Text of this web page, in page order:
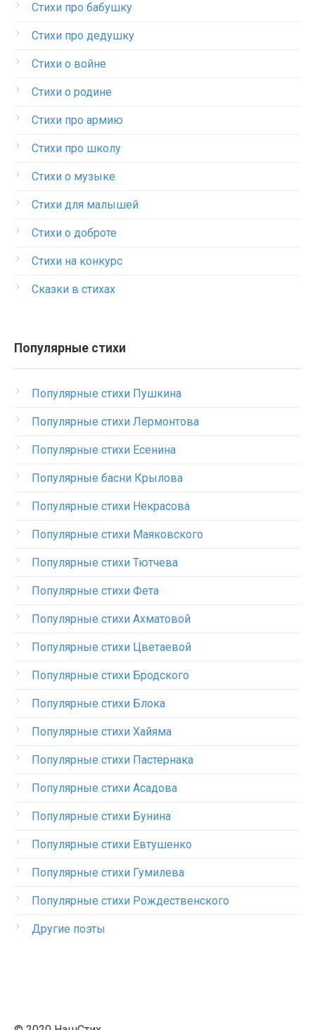
Стихи про бабушку
Стихи про дедушку
Стихи о войне
Стихи о родине
Стихи про армию
Стихи про школу
Стихи о музыке
Стихи для малышей
Стихи о доброте
Стихи на конкурс
Сказки в стихах
Популярные стихи
Популярные стихи Пушкина
Популярные стихи Лермонтова
Популярные стихи Есенина
Популярные басни Крылова
Популярные стихи Некрасова
Популярные стихи Маяковского
Популярные стихи Тютчева
Популярные стихи Фета
Популярные стихи Ахматовой
Популярные стихи Цветаевой
Популярные стихи Бродского
Популярные стихи Блока
Популярные стихи Хайяма
Популярные стихи Пастернака
Популярные стихи Асадова
Популярные стихи Бунина
Популярные стихи Евтушенко
Популярные стихи Гумилева
Популярные стихи Рождественского
Другие поэты